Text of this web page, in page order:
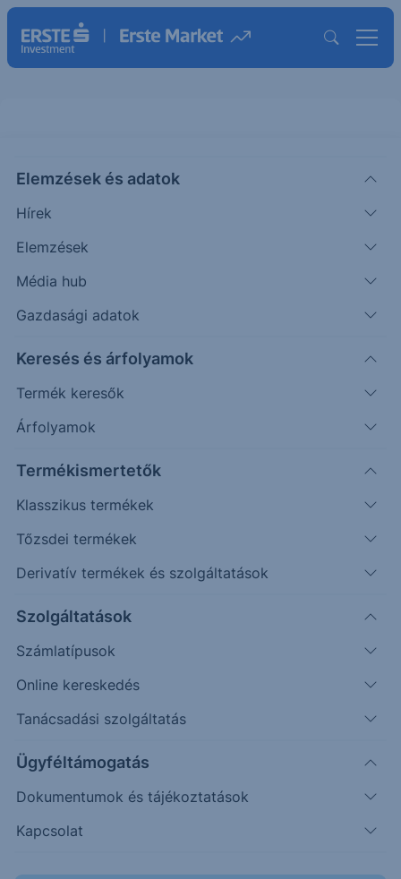
Elemzések és adatok
Hírek
Elemzések
Média hub
Gazdasági adatok
Keresés és árfolyamok
Termék keresők
Árfolyamok
Termékismertetők
Klasszikus termékek
Tőzsdei termékek
Derivatív termékek és szolgáltatások
Szolgáltatások
Számlatípusok
Online kereskedés
Tanácsadási szolgáltatás
Ügyféltámogatás
Dokumentumok és tájékoztatások
Kapcsolat
KRYS(USA)
Krystal Biotech Inc.
326.45
Időpont: 26.08.07. 22:00
Előző záró:
322.69
Árfolyamértesítő rögzítése
További információk kérése
320.00